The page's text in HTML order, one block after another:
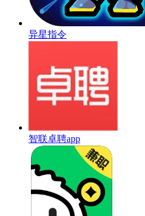
异星指令
智联卓聘app